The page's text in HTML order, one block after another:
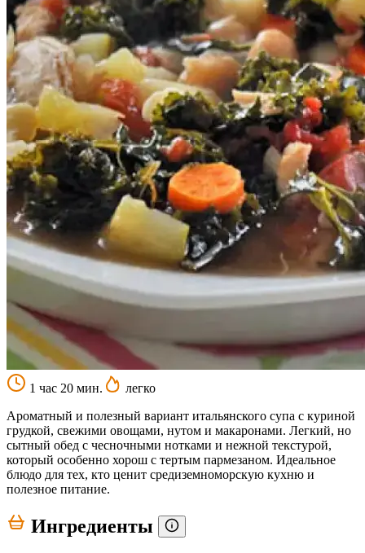
1 час 20 мин.
легко
Ароматный и полезный вариант итальянского супа с куриной
грудкой, свежими овощами, нутом и макаронами. Легкий, но
сытный обед с чесночными нотками и нежной текстурой,
который особенно хорош с тертым пармезаном. Идеальное
блюдо для тех, кто ценит средиземноморскую кухню и
полезное питание.
Ингредиенты